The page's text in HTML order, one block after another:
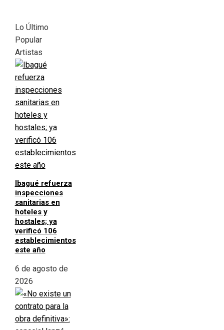
Lo Último
Popular
Artistas
Ibagué refuerza
inspecciones
sanitarias en
hoteles y
hostales; ya
verificó 106
establecimientos
este año
6 de agosto de
2026